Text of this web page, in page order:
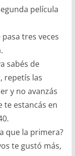
película
tres veces
sabés de
repetís las
y no avanzás
te estancás en
que la primera?
te gustó más,